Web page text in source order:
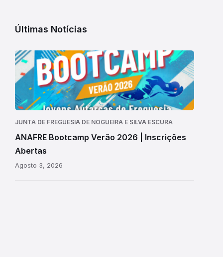
Últimas Notícias
JUNTA DE FREGUESIA DE NOGUEIRA E SILVA ESCURA
ANAFRE Bootcamp Verão 2026 | Inscrições
Abertas
Agosto 3, 2026